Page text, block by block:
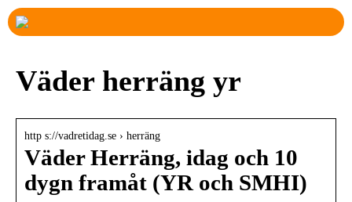
Väder herräng yr
http s://vadretidag.se › herräng
Väder Herräng, idag och 10
dygn framåt (YR och SMHI)